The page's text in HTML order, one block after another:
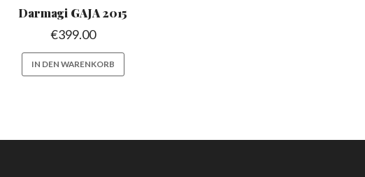
Darmagi GAJA2015
€399.00
IN DEN WARENKORB